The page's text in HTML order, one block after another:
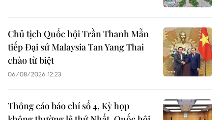
Chủ tịch Quốc hội Trần Thanh Mẫn
tiếp Đại sứ Malaysia Tan Yang Thai
chào từ biệt
06/08/2026 12:23
Thông cáo báo chí số 4, Kỳ họp